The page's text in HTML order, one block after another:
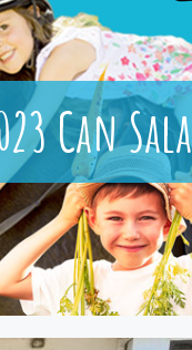
Can Sala